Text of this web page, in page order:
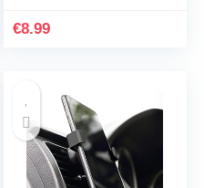
€8.99